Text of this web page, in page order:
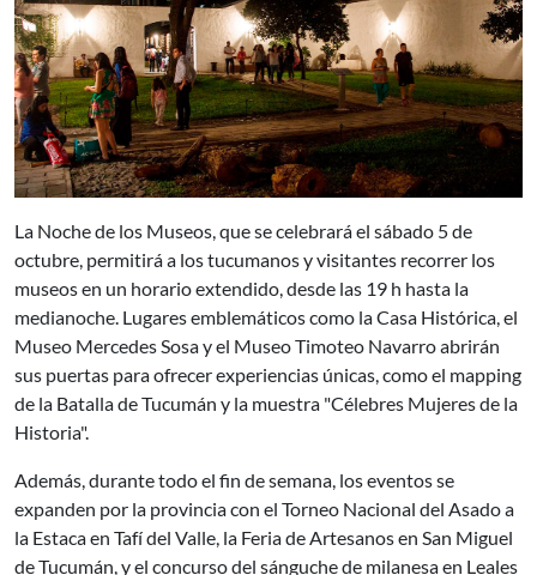
La Noche de los Museos, que se celebrará el sábado 5 de
octubre, permitirá a los tucumanos y visitantes recorrer los
museos en un horario extendido, desde las 19 h hasta la
medianoche. Lugares emblemáticos como la Casa Histórica, el
Museo Mercedes Sosa y el Museo Timoteo Navarro abrirán
sus puertas para ofrecer experiencias únicas, como el mapping
de la Batalla de Tucumán y la muestra "Célebres Mujeres de la
Historia".
Además, durante todo el fin de semana, los eventos se
expanden por la provincia con el Torneo Nacional del Asado a
la Estaca en Tafí del Valle, la Feria de Artesanos en San Miguel
de Tucumán, y el concurso del sánguche de milanesa en Leales